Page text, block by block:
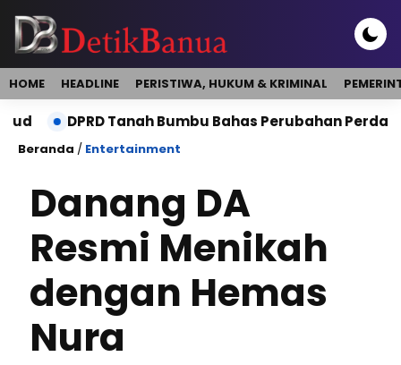
HOME HEADLINE PERISTIWA, HUKUM & KRIMINAL
DPRD Tanah Bumbu Bahas Perubahan Perda Pajak
Beranda / Entertainment
Danang DA
Resmi Menikah
dengan Hemas
Nura